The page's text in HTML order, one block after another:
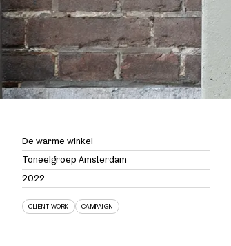
De warme winkel
Toneelgroep Amsterdam
2022
CLIENT WORK CAMPAIGN